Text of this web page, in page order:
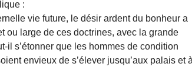
:
vie future, le désir ardent du bonheur a
ou large de ces doctrines, avec la grande
il s’étonner que les hommes de condition
envieux de s’élever jusqu’aux palais et